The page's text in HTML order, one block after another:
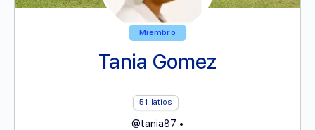
Miembro
Tania Gomez
51 latios
@tania87 •